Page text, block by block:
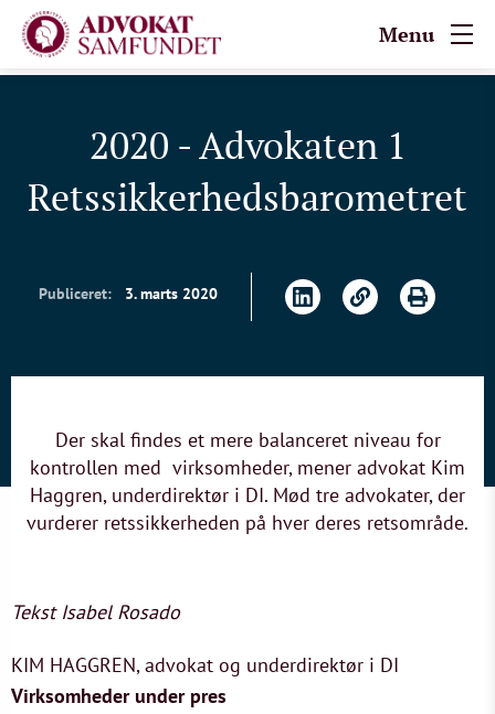
Menu
2020 - Advokaten 1
Retssikkerhedsbarometret
Publiceret: 3. marts 2020
Der skal findes et mere balanceret niveau for
kontrollen med virksomheder, mener advokat Kim
Haggren, underdirektør i DI. Mød tre advokater, der
vurderer retssikkerheden på hver deres retsområde.
Tekst Isabel Rosado
KIM HAGGREN, advokat og underdirektør i DI
Virksomheder under pres